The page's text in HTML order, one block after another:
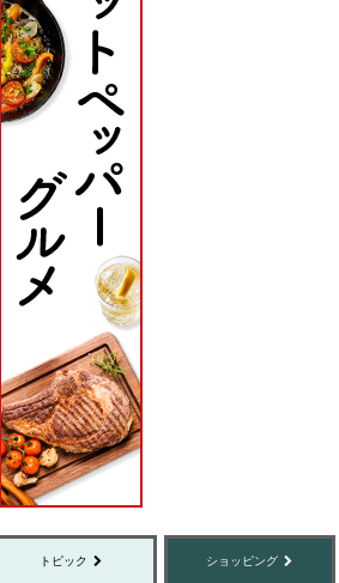
トピック ショッピング